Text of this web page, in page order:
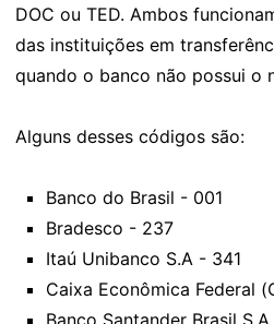
DOC ou TED. Ambos
das instituições em
quando o banco não possui o
Alguns desses códigos são:
Banco do Brasil - 001
Bradesco - 237
Itaú Unibanco S.A - 341
Caixa Econômica Federal
Banco Santander Brasil